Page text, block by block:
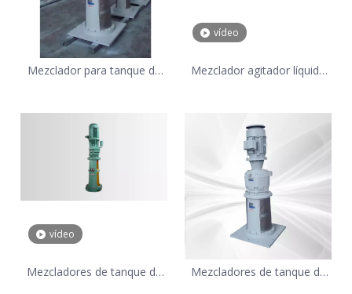
Mezclador para tanque de
vídeo
Mezclador agitador líquido
vídeo
Mezcladores de tanque de
Mezcladores de tanque de